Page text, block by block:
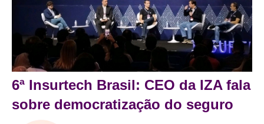
6ª Insurtech Brasil: CEO da IZA fala
sobre democratização do seguro